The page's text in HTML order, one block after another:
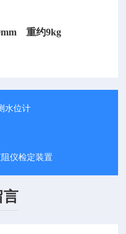
重约9kg
水位计
仪检定装置
言